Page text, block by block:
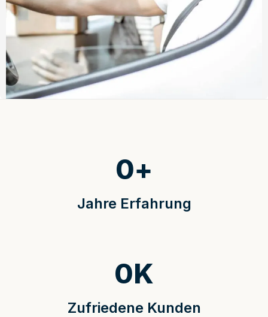
Jahre Erfahrung
0+
Zufriedene Kunden
0K